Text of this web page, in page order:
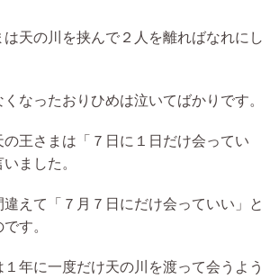
天の川を挟んで２人を離ればなれにし
なったおりひめは泣いてばかりです。
王さまは「７日に１日だけ会ってい
ました。
えて「７月７日にだけ会っていい」と
す。
年に一度だけ天の川を渡って会うよう